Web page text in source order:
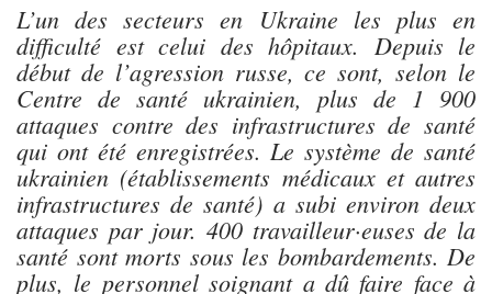
L’un des secteurs en Ukraine les plus en
difficulté est celui des hôpitaux. Depuis le
début de l’agression russe, ce sont, selon le
Centre de santé ukrainien, plus de 1 900
attaques contre des infrastructures de santé
qui ont été enregistrées. Le système de santé
ukrainien (établissements médicaux et autres
infrastructures de santé) a subi environ deux
attaques par jour. 400 travailleur·euses de la
santé sont morts sous les bombardements. De
plus, le personnel soignant a dû faire face à